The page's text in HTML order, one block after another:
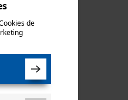
de